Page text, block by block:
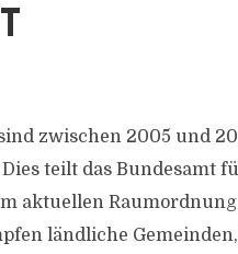
zwischen 2005 und
teilt das Bundesamt
aktuellen
ländliche